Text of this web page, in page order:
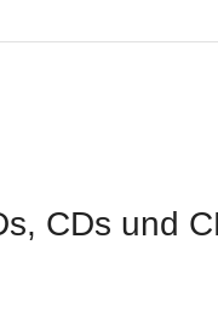
CDs und